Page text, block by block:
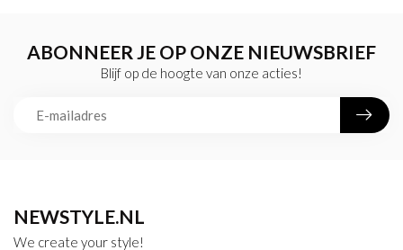
ABONNEER JE OP ONZE NIEUWSBRIEF
Blijf op de hoogte van onze acties!
NEWSTYLE.NL
We create your style!